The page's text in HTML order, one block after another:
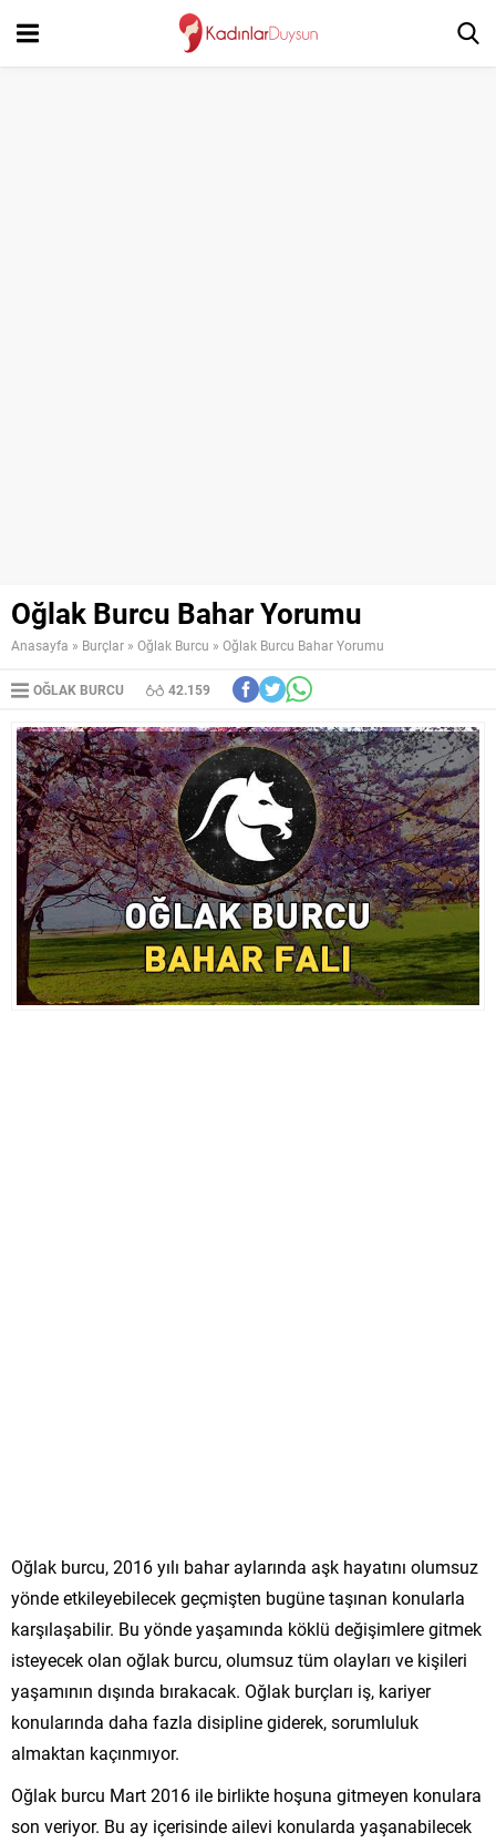
Oğlak Burcu Bahar Yorumu
Anasayfa » Burçlar » Oğlak Burcu » Oğlak Burcu Bahar Yorumu
OĞLAK BURCU 42.159
Oğlak burcu, 2016 yılı bahar aylarında aşk hayatını olumsuz
yönde etkileyebilecek geçmişten bugüne taşınan konularla
karşılaşabilir. Bu yönde yaşamında köklü değişimlere gitmek
isteyecek olan oğlak burcu, olumsuz tüm olayları ve kişileri
yaşamının dışında bırakacak. Oğlak burçları iş, kariyer
konularında daha fazla disipline giderek, sorumluluk
almaktan kaçınmıyor.
Oğlak burcu Mart 2016 ile birlikte hoşuna gitmeyen konulara
son veriyor. Bu ay içerisinde ailevi konularda yaşanabilecek